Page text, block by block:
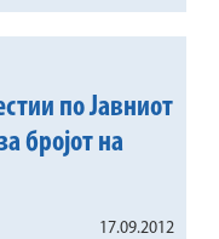
по Јавниот
бројот на
17.09.2012